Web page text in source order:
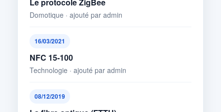
Domotique · ajouté par admin
16/03/2021
NFC 15-100
Technologie · ajouté par admin
08/12/2019